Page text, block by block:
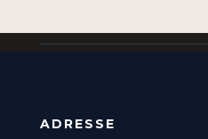
ADRESSE